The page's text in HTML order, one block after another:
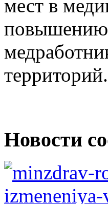
мест в
повышению
территорий.
Новости